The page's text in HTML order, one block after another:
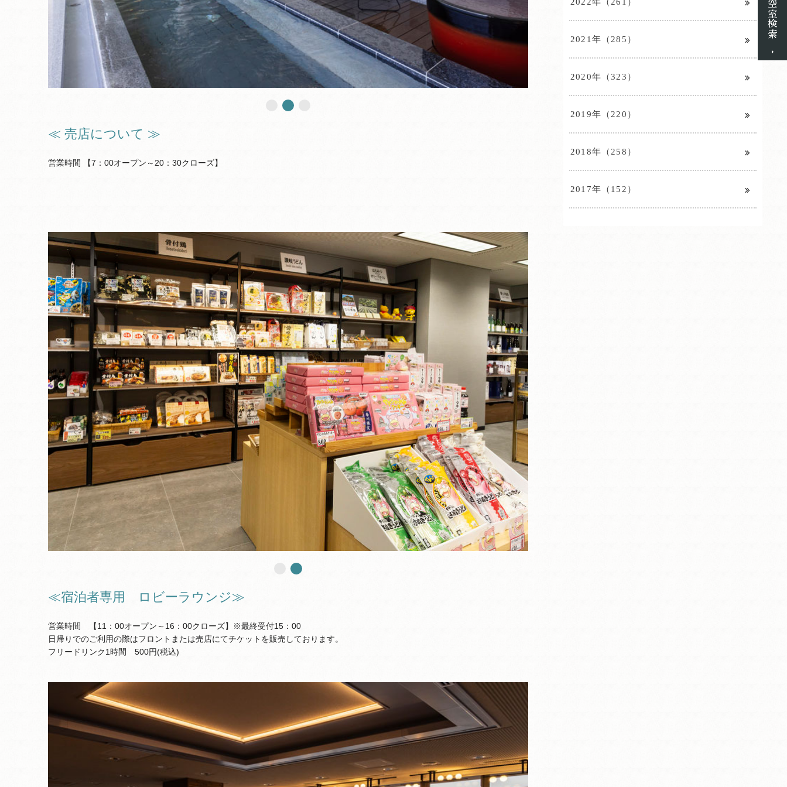
≪ 売店について ≫
営業時間 【7：00オープン～20：30クローズ】
≪宿泊者専用 ロビーラウンジ≫
営業時間 【11：00オープン～16：00クローズ】※最終受付15：00
日帰りでのご利用の際はフロントまたは売店にてチケットを販売しております。
フリードリンク1時間 500円(税込)
2021年（285）
2020年（323）
2019年（220）
2018年（258）
2017年（152）